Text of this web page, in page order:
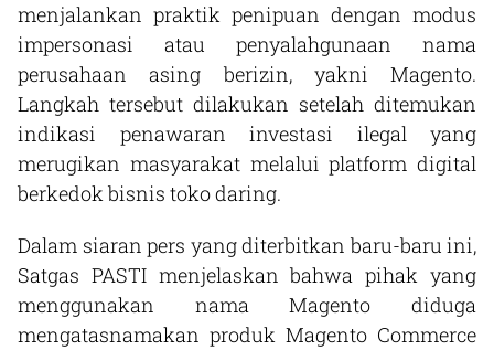
menjalankan praktik penipuan dengan modus
impersonasi atau penyalahgunaan nama
perusahaan asing berizin, yakni Magento.
Langkah tersebut dilakukan setelah ditemukan
indikasi penawaran investasi ilegal yang
merugikan masyarakat melalui platform digital
berkedok bisnis toko daring.
Dalam siaran pers yang diterbitkan baru-baru ini,
Satgas PASTI menjelaskan bahwa pihak yang
menggunakan nama Magento diduga
mengatasnamakan produk Magento Commerce